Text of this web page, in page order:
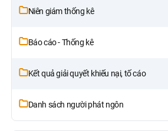
Niên giám thống kê
Báo cáo - Thống kê
Kết quả giải quyết khiếu nại, tố cáo
Danh sách người phát ngôn